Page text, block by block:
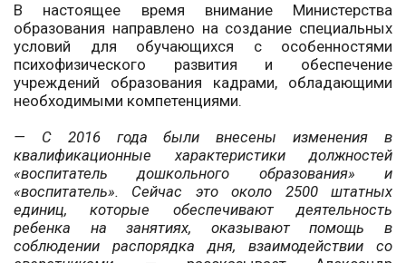
В настоящее время внимание Министерства
образования направлено на создание специальных
условий для обучающихся с особенностями
психофизического развития и обеспечение
учреждений образования кадрами, обладающими
необходимыми компетенциями.
— С 2016 года были внесены изменения в
квалификационные характеристики должностей
«воспитатель дошкольного образования» и
«воспитатель». Сейчас это около 2500 штатных
единиц, которые обеспечивают деятельность
ребенка на занятиях, оказывают помощь в
соблюдении распорядка дня, взаимодействии со